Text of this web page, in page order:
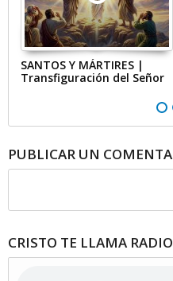
SANTOS Y MÁRTIRES |
Transfiguración del Señor
PUBLICAR UN
CRISTO TE LLAMA